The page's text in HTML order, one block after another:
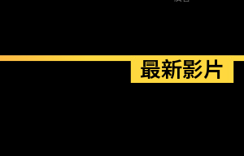
最新影片